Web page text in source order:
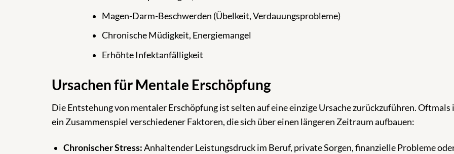
Magen-Darm-Beschwerden (Übelkeit, Verdauungsprobleme)
Chronische Müdigkeit, Energiemangel
Erhöhte Infektanfälligkeit
Ursachen für Mentale Erschöpfung
Die Entstehung von mentaler Erschöpfung ist selten auf eine einzige Ursache zurückzuführen. Oftmals
ein Zusammenspiel verschiedener Faktoren, die sich über einen längeren Zeitraum aufbauen:
Chronischer Stress:Anhaltender Leistungsdruck im Beruf, private Sorgen, finanzielle Probleme